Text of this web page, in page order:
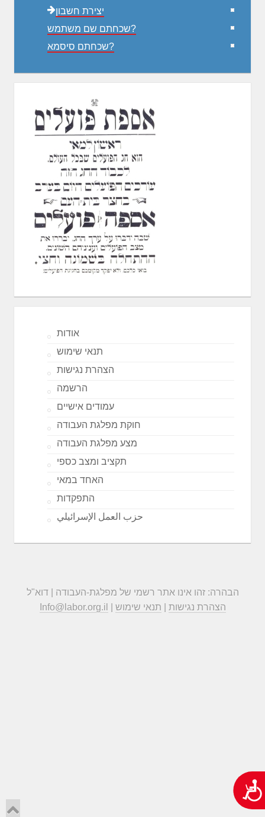
נגישות
יצירת חשבון
שכחתם שם משתמש?
שכחתם סיסמא?
אודות
תנאי שימוש
הצהרת נגישות
הרשמה
עמודים אישיים
חוקת מפלגת העבודה
מצע מפלגת העבודה
תקציב ומצב כספי
האחד במאי
התפקדות
حزب العمل الإسرائيلي
הבהרה: זהו אינו אתר רשמי של מפלגת-העבודה | דוא"ל
Info@labor.org.il
הצהרת נגישות תנאי שימוש